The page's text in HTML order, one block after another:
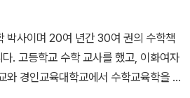
박사이며 20여 년간 30여 권의 수학책
. 고등학교 수학 교사를 했고, 이화여자
와 경인교육대학교에서 수학교육학을 강